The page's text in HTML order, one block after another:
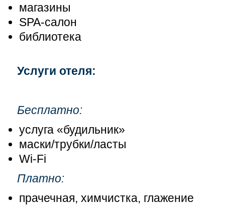
магазины
SPA-салон
библиотека
Услуги отеля:
Бесплатно:
услуга «будильник»
маски/трубки/ласты
Wi-Fi
Платно:
прачечная, химчистка, глажение